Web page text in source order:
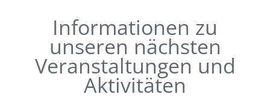
Informationen zu
unseren nächsten
Veranstaltungen und
Aktivitäten